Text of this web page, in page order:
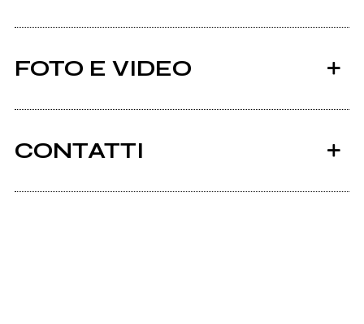
2009
FOTO E VIDEO
CONTATTI